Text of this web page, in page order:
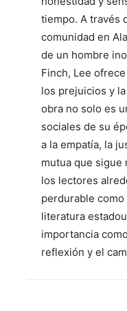
tiempo. A través
comunidad en
de un hombre
Finch, Lee
los prejuicios y
obra no solo es
sociales de su
a la empatía, la
mutua que sigue
los lectores
perdurable
literatura
importancia
reflexión y el